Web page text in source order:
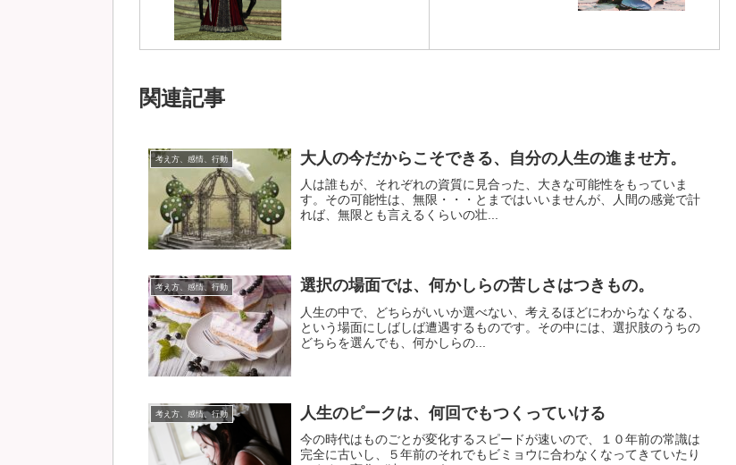
関連記事
考え方、感情、行動 大人の今だからこそできる、自分の人生の進ませ方。
人は誰もが、それぞれの資質に見合った、大きな可能性をもっていま
す。その可能性は、無限・・・とまではいいませんが、人間の感覚で計
れば、無限とも言えるくらいの壮...
考え方、感情、行動 選択の場面では、何かしらの苦しさはつきもの。
人生の中で、どちらがいいか選べない、考えるほどにわからなくなる、
という場面にしばしば遭遇するものです。その中には、選択肢のうちの
どちらを選んでも、何かしらの...
考え方、感情、行動 人生のピークは、何回でもつくっていける
今の時代はものごとが変化するスピードが速いので、１０年前の常識は
完全に古いし、５年前のそれでもビミョウに合わなくなってきていたり